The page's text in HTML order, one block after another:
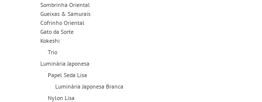
Sombrinha Oriental
Gueixas & Samurais
Cofrinho Oriental
Gato da Sorte
Kokeshi
Trio
Luminária Japonesa
Papel Seda Lisa
Luminária Japonesa Branca
Nylon Lisa